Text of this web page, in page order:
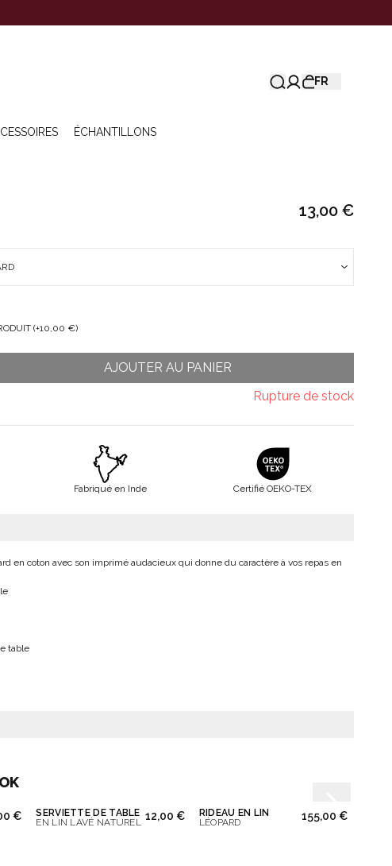
FR
ÉCHANTILLONS
13,00 €
(+10,00 €)
AJOUTER AU PANIER
Rupture de stock
Fabriqué en Inde Certifié OEKO-TEX
en coton avec son imprimé audacieux qui donne du caractère à vos repas en
table
€
SERVIETTE DE TABLE
EN LIN LAVÉ NATUREL 12,00 €
RIDEAU EN LIN
LÉOPARD
155,00 €